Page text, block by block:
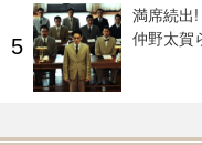
満席続出!
仲野太賀